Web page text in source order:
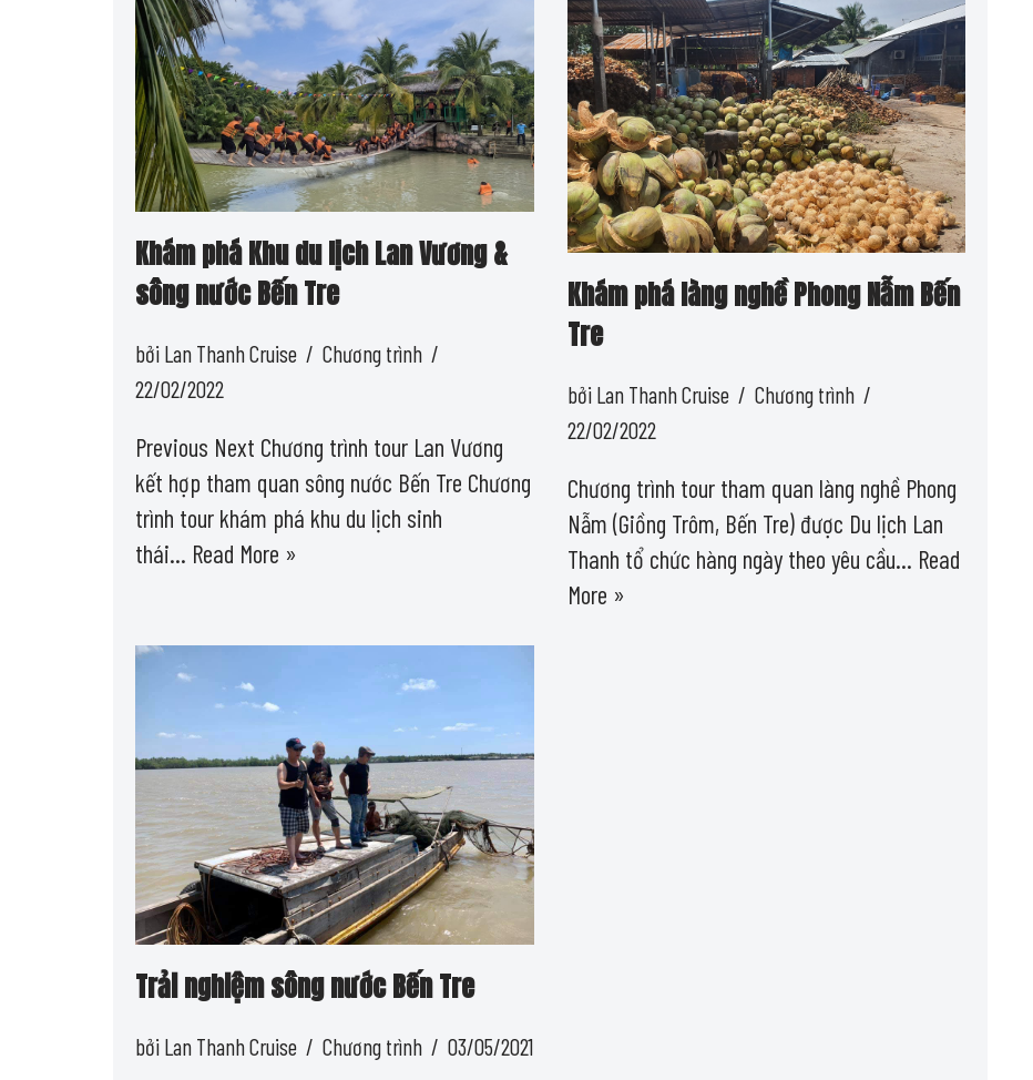
Khám phá Khu du lịch Lan Vương &
sông nước Bến Tre
bởi Lan Thanh Cruise
Chương trình
22/02/2022
Previous Next Chương trình tour Lan Vương
kết hợp tham quan sông nước Bến Tre Chương
trình tour khám phá khu du lịch sinh
thái… Read More »
Khám phá làng nghề Phong Nẫm Bến
Tre
bởi Lan Thanh Cruise
Chương trình
22/02/2022
Chương trình tour tham quan làng nghề Phong
Nẫm (Giồng Trôm, Bến Tre) được Du lịch Lan
Thanh tổ chức hàng ngày theo yêu cầu… Read
More »
Trải nghiệm sông nước Bến Tre
bởi Lan Thanh Cruise Chương trình 03/05/2021